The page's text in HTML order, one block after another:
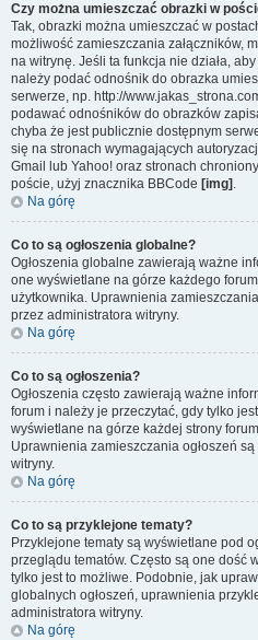
Czy można umieszczać obrazki w
Tak, obrazki można umieszczać w
możliwość zamieszczania załączników,
na witrynę. Jeśli ta funkcja nie działa,
należy podać odnośnik do obrazka
serwerze, np. http://
podawać odnośników do obrazków
chyba że jest publicznie dostępnym
się na stronach wymagających
Gmail lub Yahoo! oraz stronach
poście, użyj znacznika BBCode [img] .
Na górę
Co to są ogłoszenia globalne?
Ogłoszenia globalne zawierają ważne
one wyświetlane na górze każdego
użytkownika. Uprawnienia
przez administratora witryny.
Na górę
Co to są ogłoszenia?
Ogłoszenia często zawierają ważne
forum i należy je przeczytać, gdy tylko
wyświetlane na górze każdej strony
Uprawnienia zamieszczania ogłoszeń
witryny.
Na górę
Co to są przyklejone tematy?
Przyklejone tematy są wyświetlane pod
przeglądu tematów. Często są one dość
tylko jest to możliwe. Podobnie, jak
globalnych ogłoszeń, uprawnienia
administratora witryny.
Na górę